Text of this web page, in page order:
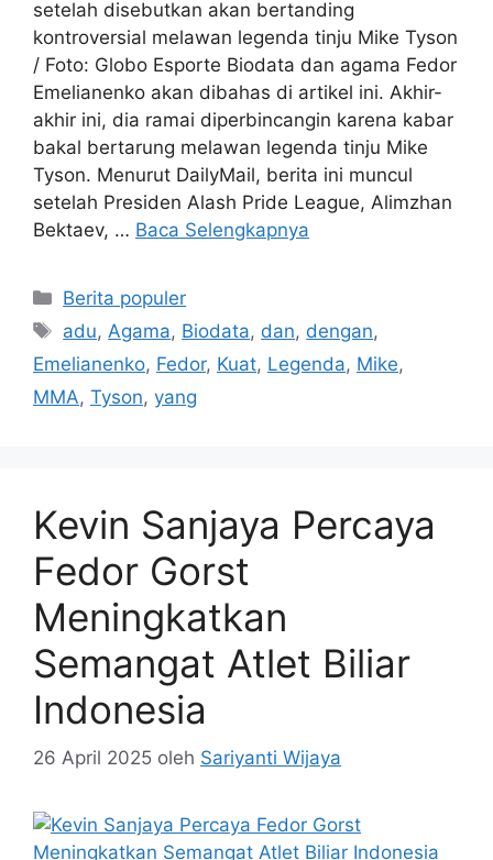
setelah disebutkan akan bertanding
kontroversial melawan legenda tinju Mike Tyson
/ Foto: Globo Esporte Biodata dan agama Fedor
Emelianenko akan dibahas di artikel ini. Akhir-
akhir ini, dia ramai diperbincangin karena kabar
bakal bertarung melawan legenda tinju Mike
Tyson. Menurut DailyMail, berita ini muncul
setelah Presiden Alash Pride League, Alimzhan
Bektaev, … Baca Selengkapnya
Kategori
Berita populer
Tag
adu, Agama, Biodata, dan, dengan,
Emelianenko, Fedor, Kuat, Legenda, Mike,
MMA, Tyson, yang
Kevin Sanjaya Percaya
Fedor Gorst
Meningkatkan
Semangat Atlet Biliar
Indonesia
26 April 2025 oleh Sariyanti Wijaya